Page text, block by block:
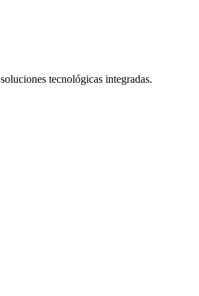
tecnológicas integradas.